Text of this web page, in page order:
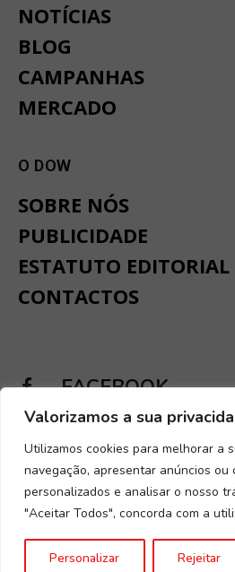
Valorizamos a sua
Utilizamos cookies para melhorar a
navegação, apresentar anúncios ou
personalizados e analisar o nosso
"Aceitar Todos", concorda com a
Personalizar Rejeitar
NOTÍCIAS
BLOG
CAMPANHAS
MERCADO
O DOW
SOBRE NÓS
PUBLICIDADE
ESTATUTO EDITORIAL
CONTACTOS
FACEBOOK
INSTAGRAM
Desenvolvido porDigital Spirit.
Privacidade e